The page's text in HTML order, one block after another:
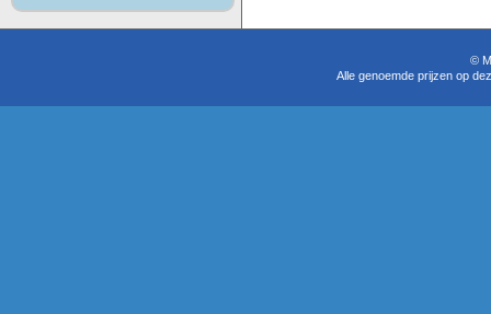
©
Alle genoemde prijzen op